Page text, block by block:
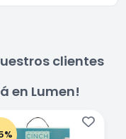
clientes
en Lumen!